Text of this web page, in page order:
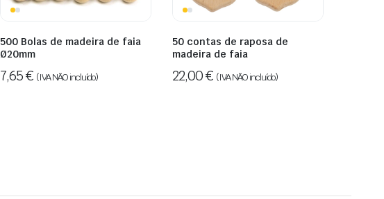
500 Bolas de madeira de faia
Ø20mm
7,65€ (IVA NÃO incluído)
50 contas de raposa de
madeira de faia
22,00€ (IVA NÃO incluído)